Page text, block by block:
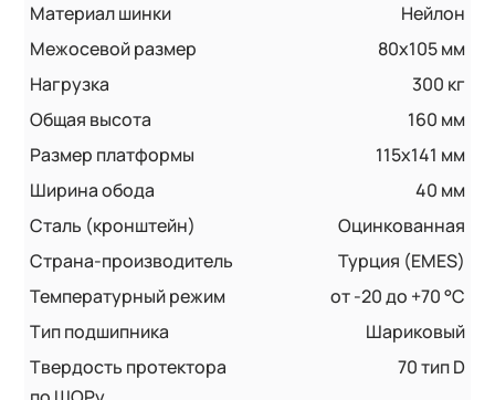
Материал шинки
Нейлон
Межосевой размер
80x105 мм
Нагрузка
300 кг
Общая высота
160 мм
Размер платформы
115x141 мм
Ширина обода
40 мм
Сталь (кронштейн)
Оцинкованная
Страна-производитель
Турция (EMES)
Температурный режим
от -20 до +70 °С
Тип подшипника
Шариковый
Твердость протектора
70 тип D